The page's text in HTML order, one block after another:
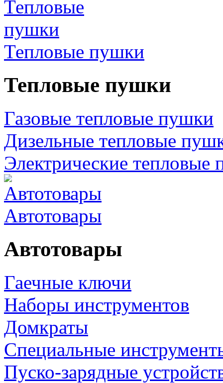
Тепловые пушки
Тепловые пушки
Газовые тепловые пушки
Дизельные тепловые
Электрические тепловые
Автотовары
Автотовары
Гаечные ключи
Наборы инструментов
Домкраты
Специальные
Пуско-зарядные